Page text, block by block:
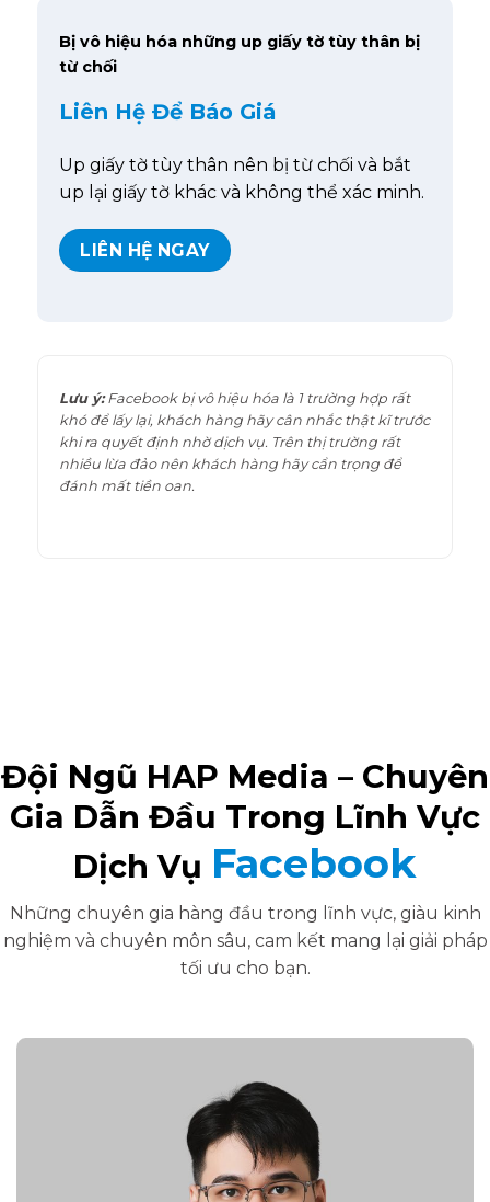
Bị vô hiệu hóa những up giấy tờ tùy thân bị
từ chối
Liên Hệ Để Báo Giá
Up giấy tờ tùy thân nên bị từ chối và bắt
up lại giấy tờ khác và không thể xác minh.
LIÊN HỆ NGAY
Lưu ý:Facebook bị vô hiệu hóa là 1 trường hợp rất
khó để lấy lại, khách hàng hãy cân nhắc thật kĩ trước
khi ra quyết định nhờ dịch vụ. Trên thị trường rất
nhiều lừa đảo nên khách hàng hãy cẩn trọng để
đánh mất tiền oan.
Đội Ngũ HAP Media – Chuyên
Gia Dẫn Đầu Trong Lĩnh Vực
Dịch Vụ Facebook
Những chuyên gia hàng đầu trong lĩnh vực, giàu kinh
nghiệm và chuyên môn sâu, cam kết mang lại giải pháp
tối ưu cho bạn.